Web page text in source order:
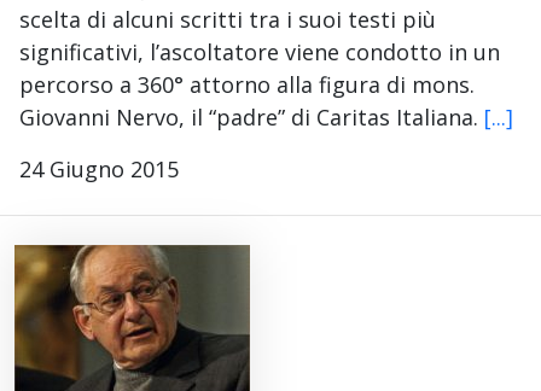
scelta di alcuni scritti tra i suoi testi più
significativi, l’ascoltatore viene condotto in un
percorso a 360° attorno alla figura di mons.
Giovanni Nervo, il “padre” di Caritas Italiana. [...]
24 Giugno 2015